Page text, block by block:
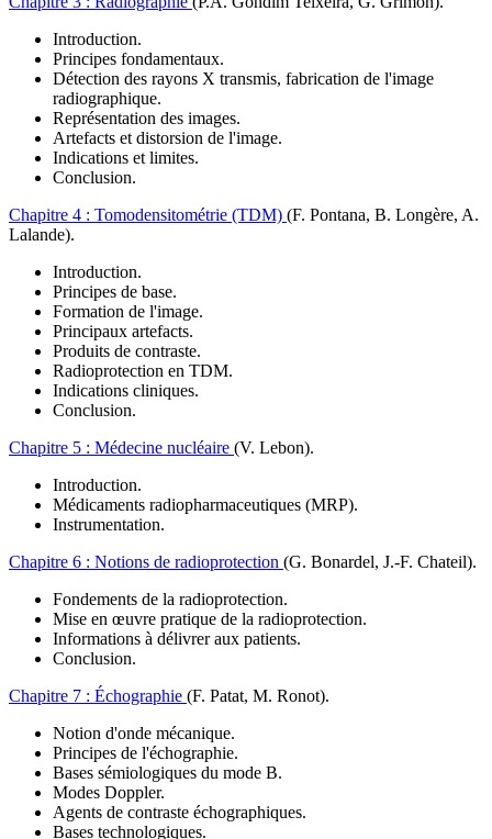
Introduction.
Principes fondamentaux.
Détection des rayons X transmis, fabrication de l'image
radiographique.
Représentation des images.
Artefacts et distorsion de l'image.
Indications et limites.
Conclusion.
Chapitre 4 : Tomodensitométrie (TDM) (F. Pontana, B. Longère, A.
Lalande).
Introduction.
Principes de base.
Formation de l'image.
Principaux artefacts.
Produits de contraste.
Radioprotection en TDM.
Indications cliniques.
Conclusion.
Chapitre 5 : Médecine nucléaire (V. Lebon).
Introduction.
Médicaments radiopharmaceutiques (MRP).
Instrumentation.
Chapitre 6 : Notions de radioprotection (G. Bonardel, J.-F. Chateil).
Fondements de la radioprotection.
Mise en œuvre pratique de la radioprotection.
Informations à délivrer aux patients.
Conclusion.
Chapitre 7 : Échographie (F. Patat, M. Ronot).
Notion d'onde mécanique.
Principes de l'échographie.
Bases sémiologiques du mode B.
Modes Doppler.
Agents de contraste échographiques.
Bases technologiques.